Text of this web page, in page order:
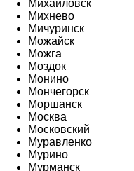
Михайловск
Михнево
Мичуринск
Можайск
Можга
Моздок
Монино
Мончегорск
Моршанск
Москва
Московский
Муравленко
Мурино
Мурманск